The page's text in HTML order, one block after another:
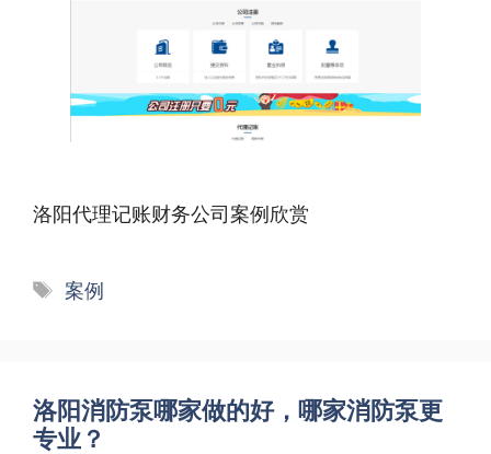
洛阳代理记账财务公司案例欣赏
标
案例
洛阳消防泵哪家做的好，哪家消防泵更
专业？